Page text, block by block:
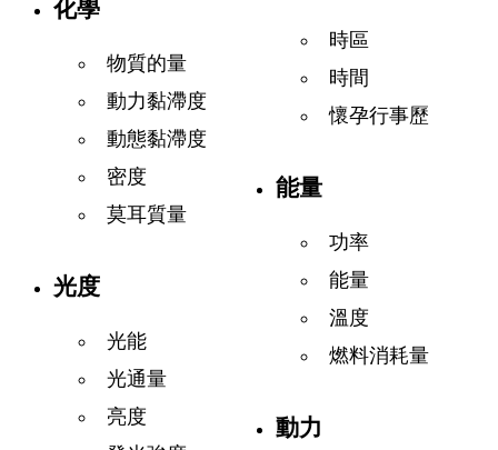
化學
物質的量
動力黏滯度
動態黏滯度
密度
莫耳質量
光度
光能
光通量
亮度
時區
時間
懷孕行事歷
能量
功率
能量
溫度
燃料消耗量
動力